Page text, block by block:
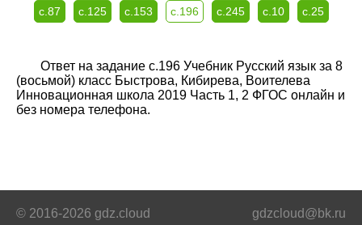
с.87 с.125 с.153 с.196 с.245 с.10 с.25
Ответ на задание с.196 Учебник Русский язык за 8
(восьмой) класс Быстрова, Кибирева, Воителева
Инновационная школа 2019 Часть 1, 2 ФГОС онлайн и
без номера телефона.
© 2016-2026 gdz.cloud gdzcloud@bk.ru